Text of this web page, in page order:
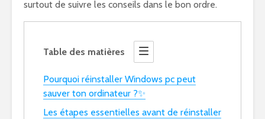
surtout de suivre les conseils dans le bon ordre.
Table des matières
Pourquoi réinstaller Windows pc peut
sauver ton ordinateur ?✨
Les étapes essentielles avant de réinstaller